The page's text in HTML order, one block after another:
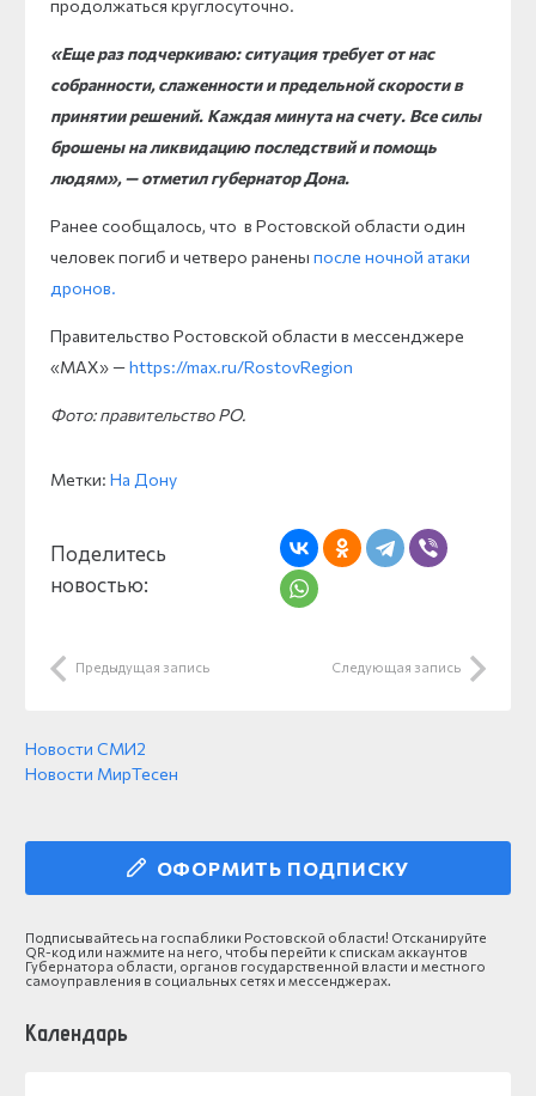
продолжаться круглосуточно.
«Еще раз подчеркиваю: ситуация требует от нас
собранности, слаженности и предельной скорости в
принятии решений. Каждая минута на счету. Все силы
брошены на ликвидацию последствий и помощь
людям», — отметил губернатор Дона.
Ранее сообщалось, что в Ростовской области один
человек погиб и четверо ранены после ночной атаки
дронов.
Правительство Ростовской области в мессенджере
«MAX» —https://max.ru/RostovRegion
Фото: правительство РО.
Метки: На Дону
Поделитесь
новостью:
Предыдущая запись Следующая запись
Новости СМИ2
Новости МирТесен
ОФОРМИТЬ ПОДПИСКУ
Подписывайтесь на госпаблики Ростовской области! Отсканируйте
QR-код или нажмите на него, чтобы перейти к спискам аккаунтов
Губернатора области, органов государственной власти и местного
самоуправления в социальных сетях и мессенджерах.
Календарь